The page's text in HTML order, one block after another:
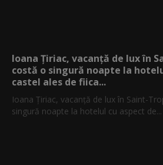
Ioana Țiriac, vacanță de lux în
costă o singură noapte la
castel ales de fiica...
Ioana Țiriac, vacanță de lux în Saint-
singură noapte la hotelul cu aspect de...